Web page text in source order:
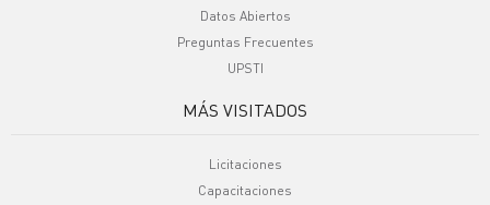
Datos Abiertos
Preguntas Frecuentes
UPSTI
MÁS VISITADOS
Licitaciones
Capacitaciones